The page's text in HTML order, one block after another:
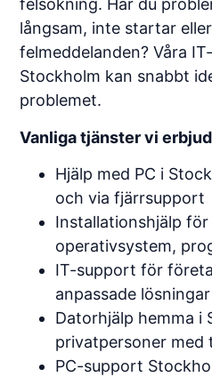
felsökning. Har du
långsam, inte startar
felmeddelanden? Våra
Stockholm kan snabbt
problemet.
Vanliga tjänster vi
Hjälp med PC i
och via fjärrsupport
Installationshjälp
operativsystem,
IT-support för
anpassade
Datorhjälp hemma i
privatpersoner med
PC-support